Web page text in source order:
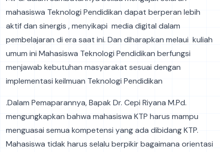
mahasiswa Teknologi Pendidikan dapat berperan lebih
aktif dan sinergis , menyikapi media digital dalam
pembelajaran di era saat ini. Dan diharapkan melaui kuliah
umum ini Mahasiswa Teknologi Pendidikan berfungsi
menjawab kebutuhan masyarakat sesuai dengan
implementasi keilmuan Teknologi Pendidikan
.Dalam Pemaparannya, Bapak Dr. Cepi Riyana M.Pd.
mengungkapkan bahwa mahasiswa KTP harus mampu
menguasai semua kompetensi yang ada dibidang KTP.
Mahasiswa tidak harus selalu berpikir bagaimana orientasi